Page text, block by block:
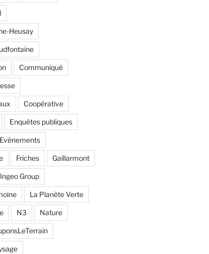
Heusay
Communiqué
Coopérative
Enquêtes publiques
Evènements
Friches Gaillarmont
Ingeo Group
La Planète Verte
N3 Nature